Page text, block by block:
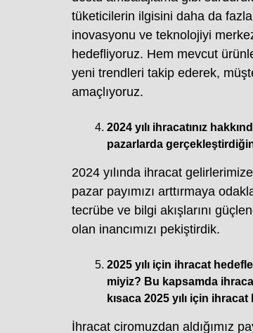
tüketicilerin ilgisini daha da
inovasyonu ve teknolojiyi
hedefliyoruz. Hem mevcut
yeni trendleri takip ederek,
amaçlıyoruz.
2024 yılı ihracatınız
pazarlarda
2024 yılında ihracat
pazar payımızı arttırmaya
tecrübe ve bilgi akışlarını
olan inancımızı pekiştirdik.
2025 yılı için ihracat
miyiz? Bu kapsamda
kısaca 2025 yılı için
İhracat ciromuzdan aldığımız